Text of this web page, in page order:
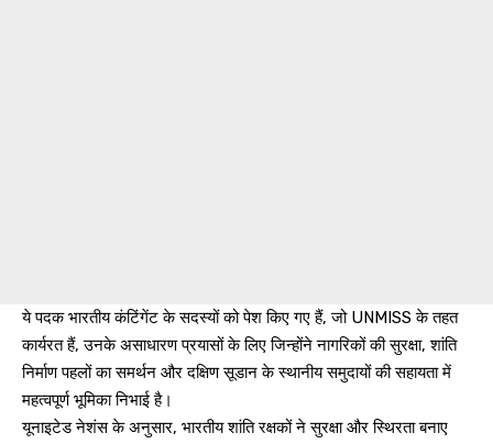
ये पदक भारतीय कंटिंगेंट के सदस्यों को पेश किए गए हैं, जो UNMISS के तहत
कार्यरत हैं, उनके असाधारण प्रयासों के लिए जिन्होंने नागरिकों की सुरक्षा, शांति
निर्माण पहलों का समर्थन और दक्षिण सूडान के स्थानीय समुदायों की सहायता में
महत्वपूर्ण भूमिका निभाई है।
यूनाइटेड नेशंस के अनुसार, भारतीय शांति रक्षकों ने सुरक्षा और स्थिरता बनाए